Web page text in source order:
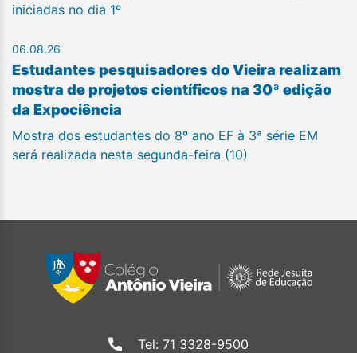
iniciadas no dia 1º
06.08.26
Estudantes pesquisadores do Vieira realizam
mostra de projetos científicos na 30ª edição
da Expociência
Mostra dos estudantes do 8º ano EF à 3ª série EM
será realizada nesta segunda-feira (10)
Tel: 71 3328-9500